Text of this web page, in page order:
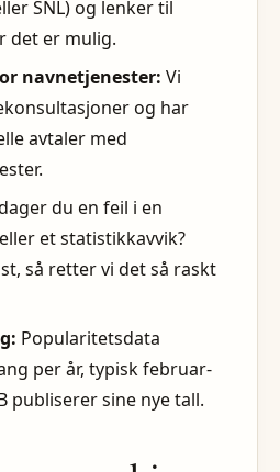
SNL) og lenker til
det er mulig.
navnetjenester: Vi
og har
avtaler med
du en feil i en
et statistikkavvik?
så retter vi det så raskt
Popularitetsdata
per år, typisk februar-
publiserer sine nye tall.